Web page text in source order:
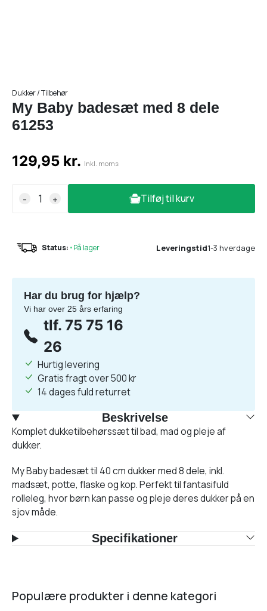
Dukker / Tilbehør
My Baby badesæt med 8 dele
61253
129,95 kr. Inkl. moms
- + Tilføj til kurv
Status: •På lager Leveringstid1-3 hverdage
Har du brug for hjælp?
Vi har over 25 års erfaring
tlf. 75 75 16
26
Hurtig levering
Gratis fragt over 500 kr
14 dages fuld returret
Beskrivelse
Komplet dukketilbehørssæt til bad, mad og pleje af
dukker.
My Baby badesæt til 40 cm dukker med 8 dele, inkl.
madsæt, potte, flaske og kop. Perfekt til fantasifuld
rolleleg, hvor børn kan passe og pleje deres dukker på en
sjov måde.
Specifikationer
populære produkter i denne kategori